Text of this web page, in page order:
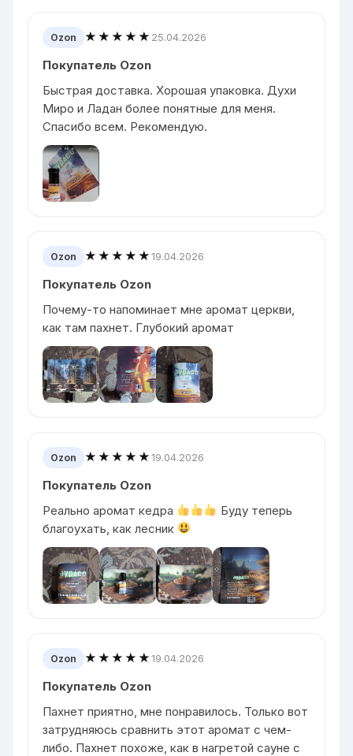
Ozon ★★★★★ 25.04.2026
Покупатель Ozon
Быстрая доставка. Хорошая упаковка. Духи
Миро и Ладан более понятные для меня.
Спасибо всем. Рекомендую.
Ozon ★★★★★19.04.2026
Покупатель Ozon
Почему-то напоминает мне аромат церкви,
как там пахнет. Глубокий аромат
Ozon ★★★★★19.04.2026
Покупатель Ozon
Реально аромат кедра
Буду теперь
благоухать, как лесник
Ozon ★★★★★19.04.2026
Покупатель Ozon
Пахнет приятно, мне понравилось. Только вот
затрудняюсь сравнить этот аромат с чем-
либо. Пахнет похоже, как в нагретой сауне с